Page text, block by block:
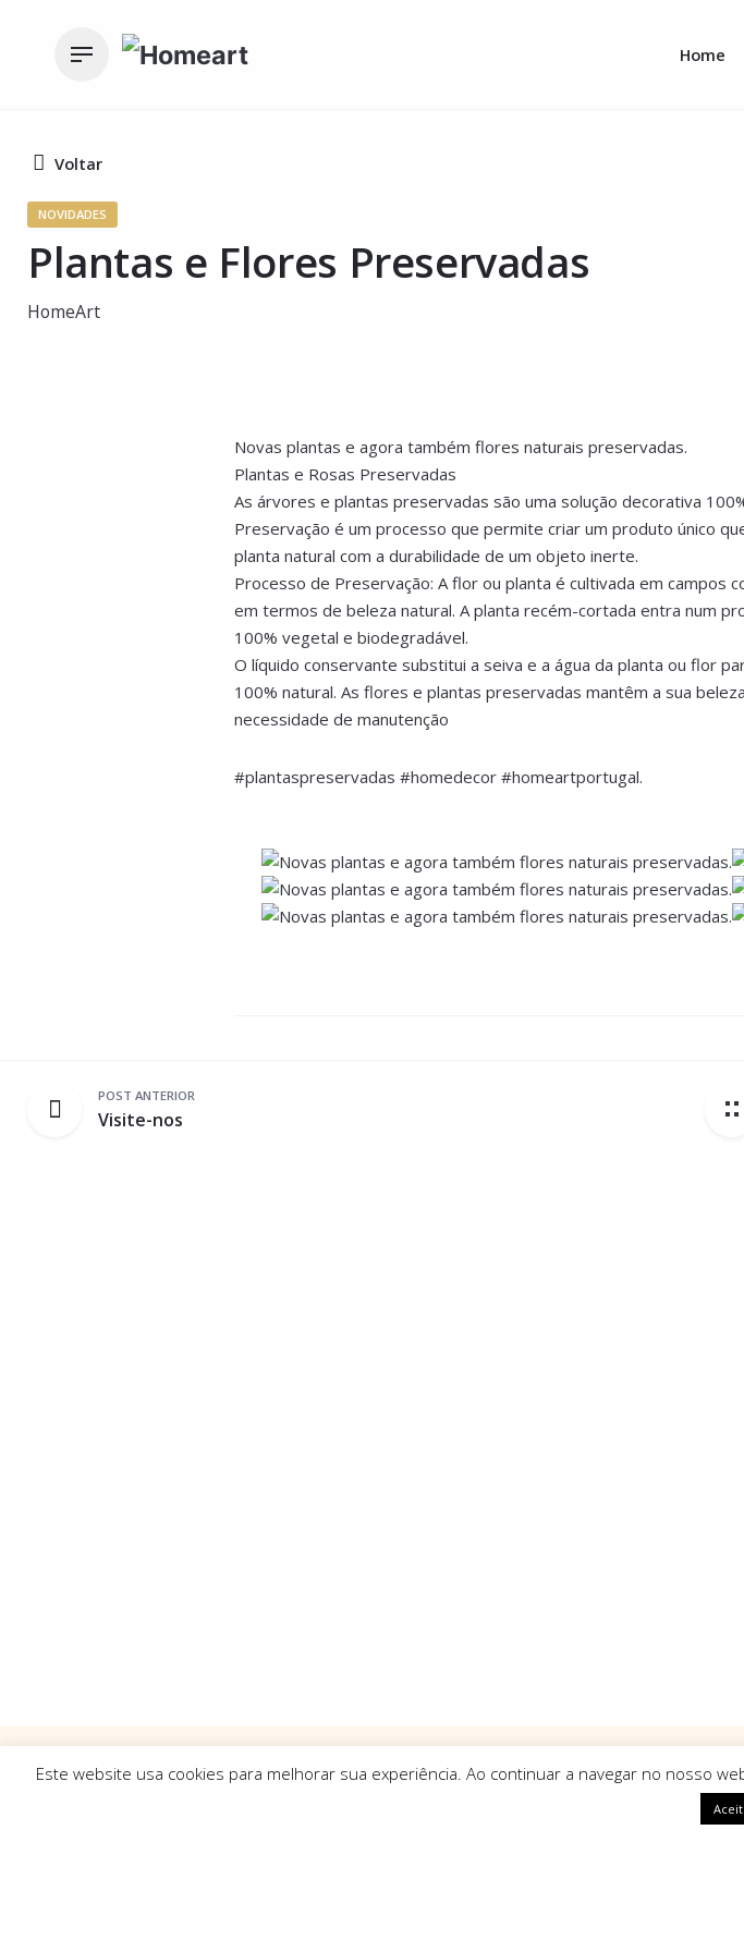
Home
Voltar
NOVIDADES
Plantas e Flores Preservadas
HomeArt
Novas plantas e agora também flores naturais preservadas.
Plantas e Rosas Preservadas
As árvores e plantas preservadas são uma solução decorativa
Preservação é um processo que permite criar um produto único
planta natural com a durabilidade de um objeto inerte.
Processo de Preservação: A flor ou planta é cultivada em campos
em termos de beleza natural. A planta recém-cortada entra num
100% vegetal e biodegradável.
O líquido conservante substitui a seiva e a água da planta ou flor
100% natural. As flores e plantas preservadas mantêm a sua
necessidade de manutenção
#plantaspreservadas #homedecor #homeartportugal.
POST ANTERIOR
Visite-nos
Este website usa cookies para melhorar sua experiência. Ao continuar a navegar no nosso